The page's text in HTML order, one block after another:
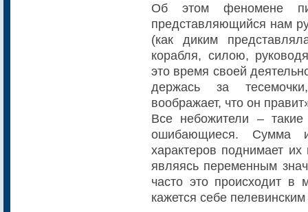
Об этом феномене
представляющийся нам
(как диким
корабля, силою,
это время своей
держась за
воображает, что он
Все небожители –
ошибающиеся. Сумма
характеров поднимает
являясь переменным
часто это происходит в
кажется себе